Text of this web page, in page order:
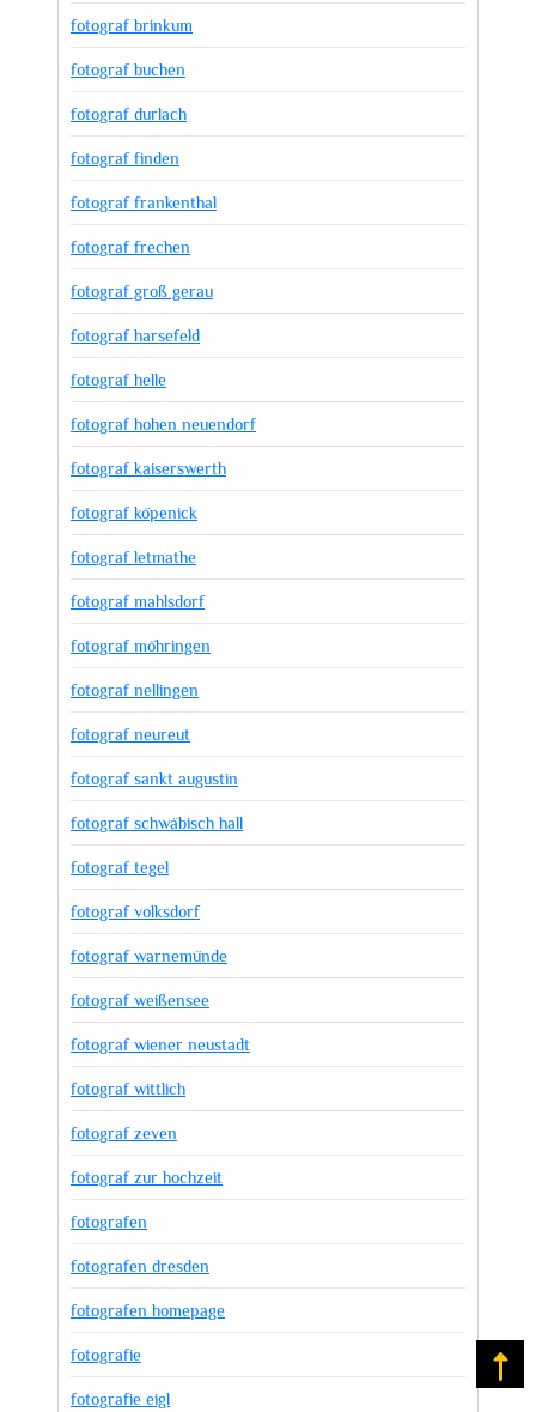
fotograf brinkum
fotograf buchen
fotograf durlach
fotograf finden
fotograf frankenthal
fotograf frechen
fotograf groß gerau
fotograf harsefeld
fotograf helle
fotograf hohen neuendorf
fotograf kaiserswerth
fotograf köpenick
fotograf letmathe
fotograf mahlsdorf
fotograf möhringen
fotograf nellingen
fotograf neureut
fotograf sankt augustin
fotograf schwäbisch hall
fotograf tegel
fotograf volksdorf
fotograf warnemünde
fotograf weißensee
fotograf wiener neustadt
fotograf wittlich
fotograf zeven
fotograf zur hochzeit
fotografen
fotografen dresden
fotografen homepage
fotografie
fotografie eigl